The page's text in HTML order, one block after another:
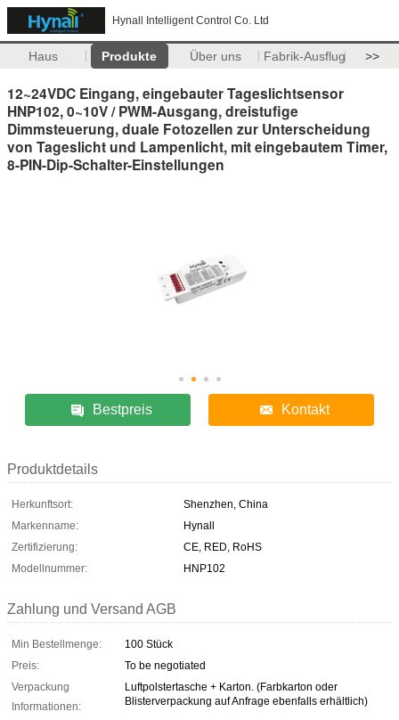
Hynall Intelligent Control Co. Ltd
Haus Produkte Über uns Fabrik-Ausflug >>
12~24VDC Eingang, eingebauter Tageslichtsensor
HNP102, 0~10V / PWM-Ausgang, dreistufige
Dimmsteuerung, duale Fotozellen zur Unterscheidung
von Tageslicht und Lampenlicht, mit eingebautem Timer,
8-PIN-Dip-Schalter-Einstellungen
Bestpreis Kontakt
Produktdetails
Herkunftsort:
Shenzhen, China
Markenname:
Hynall
Zertifizierung:
CE, RED, RoHS
Modellnummer:
HNP102
Zahlung und Versand AGB
Min Bestellmenge:
100 Stück
Preis:
To be negotiated
Verpackung
Informationen:
Luftpolstertasche + Karton. (Farbkarton oder
Blisterverpackung auf Anfrage ebenfalls erhältlich)